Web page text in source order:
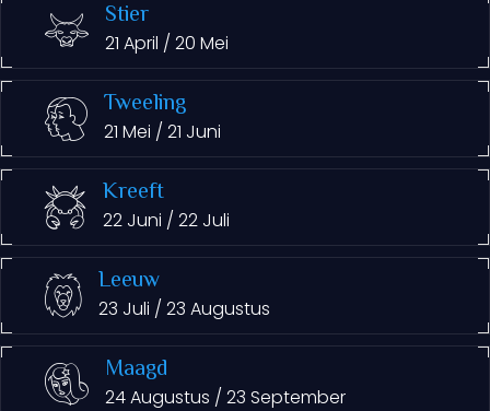
Stier
21 April / 20 Mei
Tweeling
21 Mei / 21 Juni
Kreeft
22 Juni / 22 Juli
Leeuw
23 Juli / 23 Augustus
Maagd
24 Augustus / 23 September